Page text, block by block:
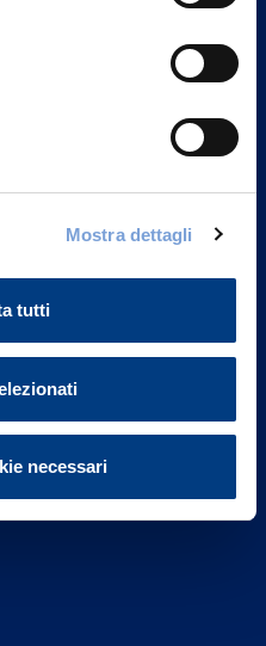
Mostra dettagli
tutti
necessari